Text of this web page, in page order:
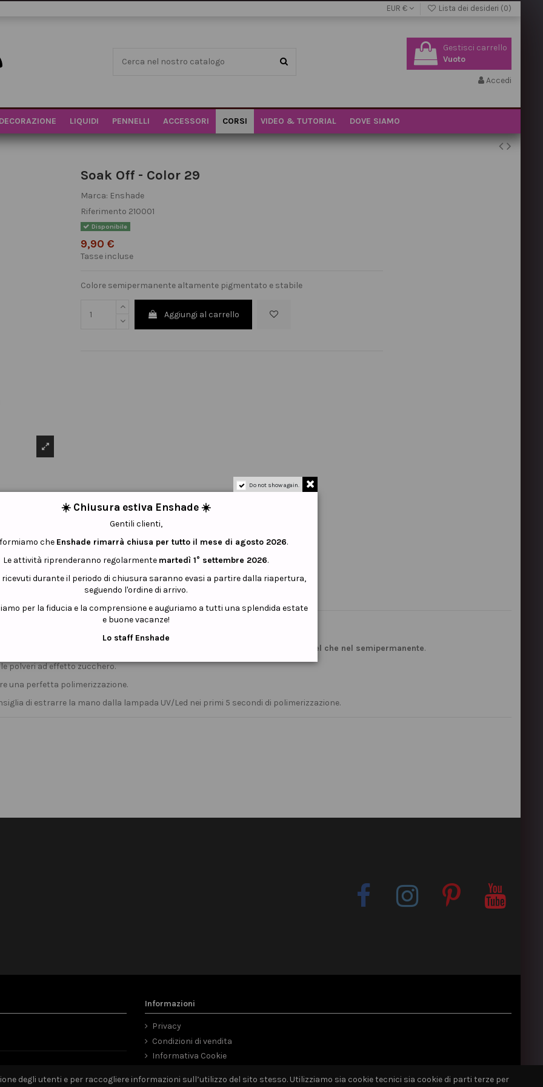
EUR € Lista dei desideri (0)
Gestisci carrello
Vuoto
Accedi
LIQUIDI PENNELLI ACCESSORI CORSI VIDEO & TUTORIAL DOVE SIAMO
Soak Off - Color 29
Marca: Enshade
Riferimento 210001
Disponibile
9,90 €
Tasse incluse
Colore semipermanente altamente pigmentato e stabile
Aggiungi al carrello
sia nel sistema gel che nel semipermanente.
polveri ad effetto zucchero.
una perfetta polimerizzazione.
di estrarre la mano dalla lampada UV/Led nei primi 5 secondi di polimerizzazione.
Informazioni
Privacy
Condizioni di vendita
Informativa Cookie
Do not show again.
☀️ Chiusura estiva Enshade ☀️
Gentili clienti,
che Enshade rimarrà chiusa per tutto il mese di agosto 2026.
Le attività riprenderanno regolarmente martedì 1° settembre 2026.
ricevuti durante il periodo di chiusura saranno evasi a partire dalla riapertura,
seguendo l'ordine di arrivo.
per la fiducia e la comprensione e auguriamo a tutti una splendida estate
e buone vacanze!
Lo staff Enshade
degli utenti e per raccogliere informazioni sull’utilizzo del sito stesso. Utilizziamo sia cookie tecnici sia cookie di parti terze per